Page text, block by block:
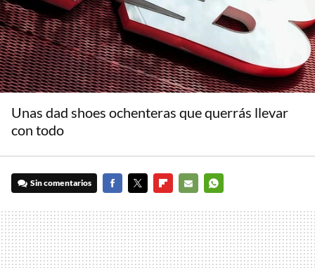
Unas dad shoes ochenteras que querrás llevar
con todo
Sin comentarios
MAIL